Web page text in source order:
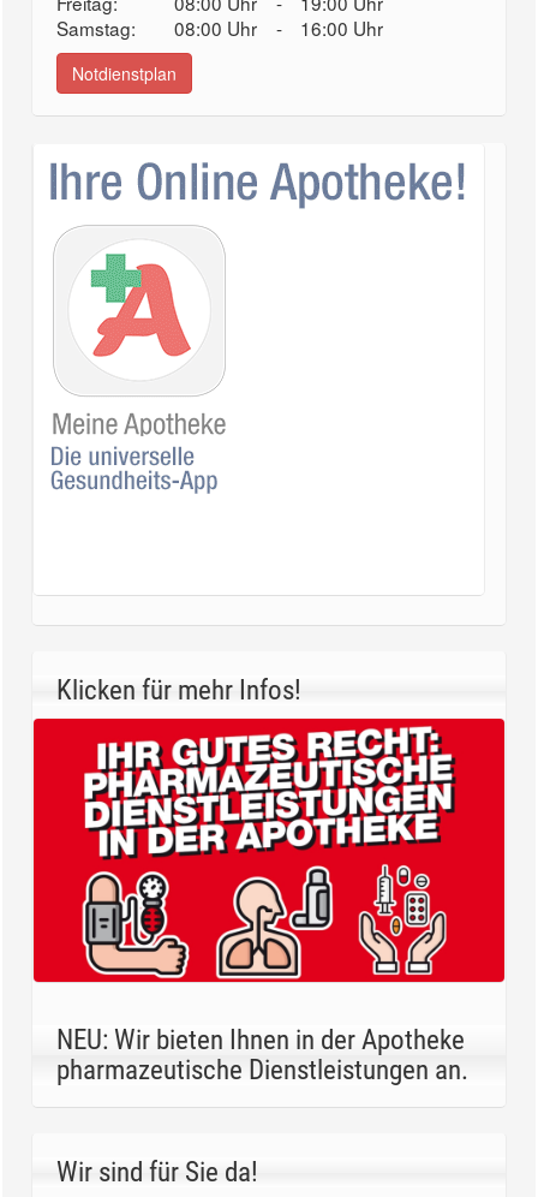
Samstag:
08:00 Uhr - 16:00 Uhr
Notdienstplan
Klicken für mehr Infos!
NEU: Wir bieten Ihnen in der Apotheke
pharmazeutische Dienstleistungen an.
Wir sind für Sie da!